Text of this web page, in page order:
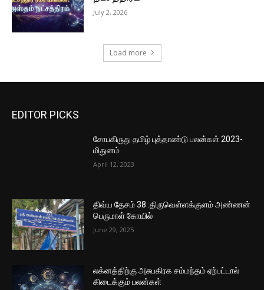
July 2, 2026
Load more
EDITOR PICKS
சோபகிருது தமிழ் புத்தாண்டு பலன்கள் 2023-
மிதுனம்
April 12, 2023
திவ்ய தேசம் 38 :திருவெள்ளக்குளம் அண்ணன்
பெருமாள் கோயில்
June 29, 2025
லக்னத்திற்கு அசுபகிரக சம்மந்தம் ஏற்பட்டால்
கிடைக்கும் பலன்கள்